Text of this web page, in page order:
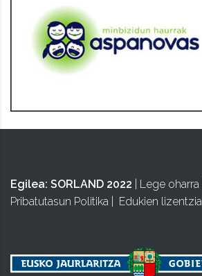
Egilea: SORLAND 2022 Lege oharra
Pribatutasun Politika
Edukien lizentzia